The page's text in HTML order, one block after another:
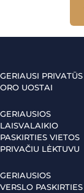
GERIAUSI PRIVATŪS
ORO UOSTAI
GERIAUSIOS
LAISVALAIKIO
PASKIRTIES VIETOS
PRIVAČIU LĖKTUVU
GERIAUSIOS
VERSLO PASKIRTIES